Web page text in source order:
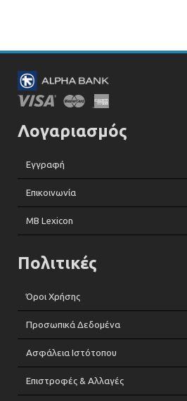
Λογαριασμός
Εγγραφή
Επικοινωνία
MB Lexicon
Πολιτικές
Όροι Χρήσης
Προσωπικά Δεδομένα
Ασφάλεια Ιστότοπου
Επιστροφές & Αλλαγές